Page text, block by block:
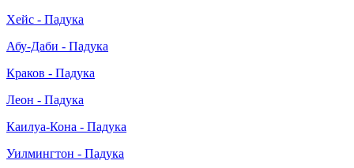
Хейс - Падука
Абу-Даби - Падука
Краков - Падука
Леон - Падука
Каилуа-Кона - Падука
Уилмингтон - Падука